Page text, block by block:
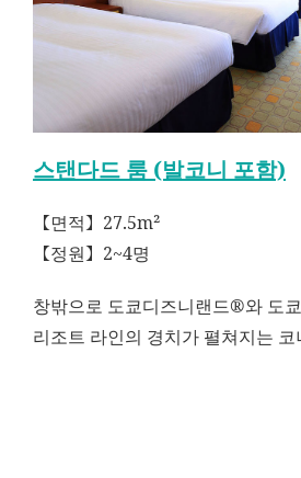
스탠다드 룸 (발코니 포함)
【면적】27.5m²
【정원】2~4명
창밖으로 도쿄디즈니랜드®와 도
리조트 라인의 경치가 펼쳐지는 코